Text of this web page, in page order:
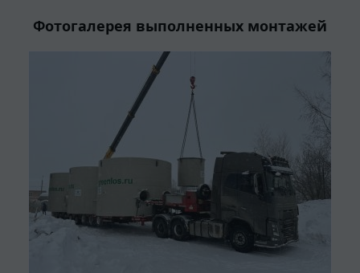
Фотогалерея выполненных монтажей